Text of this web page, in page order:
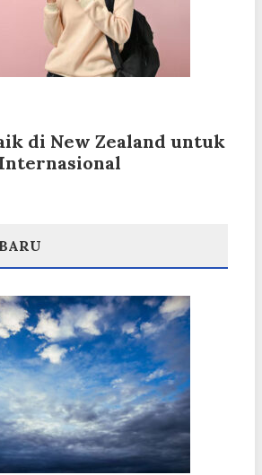
di New Zealand untuk